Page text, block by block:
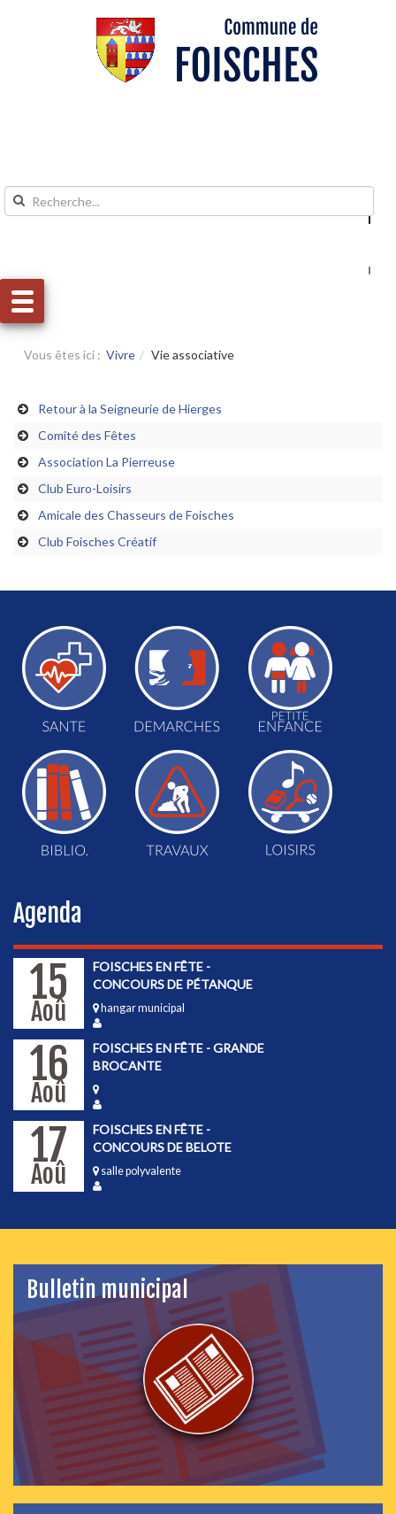
Aller au menu
Vous êtes ici : Vivre Vie associative
Retour à la Seigneurie de Hierges
Comité des Fêtes
Association La Pierreuse
Club Euro-Loisirs
Amicale des Chasseurs de Foisches
Club Foisches Créatif
Agenda
15
Aoû
FOISCHES EN FÊTE -
CONCOURS DE PÉTANQUE
hangar municipal
16
Aoû
FOISCHES EN FÊTE - GRANDE
BROCANTE
17
Aoû
FOISCHES EN FÊTE -
CONCOURS DE BELOTE
salle polyvalente
Bulletin municipal